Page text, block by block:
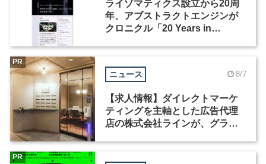
ライゾマティクス設立から20周
年、アブストラクトエンジンが
クロニクル「20 Years in
ニュース 8/7
【求人情報】ダイレクトマーケ
ティングを主軸とした広告代理
店の株式会社ラインが、グラフ
PR
PR